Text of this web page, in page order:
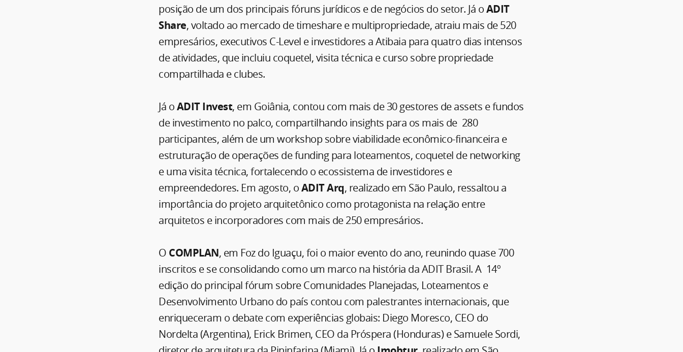
posição de um dos principais fóruns jurídicos e de negócios do setor. Já oADIT
Share, voltado ao mercado de timeshare e multipropriedade, atraiu mais de 520
empresários, executivos C-Level e investidores a Atibaia para quatro dias intensos
de atividades, que incluiu coquetel, visita técnica e curso sobre propriedade
compartilhada e clubes.
Já oADIT Invest, em Goiânia, contou com mais de 30 gestores de assets e fundos
de investimento no palco, compartilhando insights para os mais de 280
participantes, além de um workshop sobre viabilidade econômico-financeira e
estruturação de operações de funding para loteamentos, coquetel de networking
e uma visita técnica, fortalecendo o ecossistema de investidores e
empreendedores. Em agosto, oADIT Arq, realizado em São Paulo, ressaltou a
importância do projeto arquitetônico como protagonista na relação entre
arquitetos e incorporadores com mais de 250 empresários.
O COMPLAN, em Foz do Iguaçu, foi o maior evento do ano, reunindo quase 700
inscritos e se consolidando como um marco na história da ADIT Brasil. A 14º
edição do principal fórum sobre Comunidades Planejadas, Loteamentos e
Desenvolvimento Urbano do país contou com palestrantes internacionais, que
enriqueceram o debate com experiências globais: Diego Moresco, CEO do
Nordelta (Argentina), Erick Brimen, CEO da Próspera (Honduras) e Samuele Sordi,